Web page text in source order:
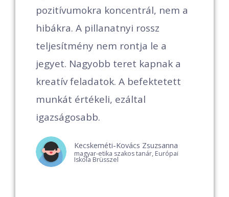
pozitívumokra koncentrál, nem a
hibákra. A pillanatnyi rossz
teljesítmény nem rontja le a
jegyet. Nagyobb teret kapnak a
kreatív feladatok. A befektetett
munkát értékeli, ezáltal
igazságosabb.
Kecskeméti-Kovács Zsuzsanna
magyar-etika szakos tanár, Európai
Iskola Brüsszel